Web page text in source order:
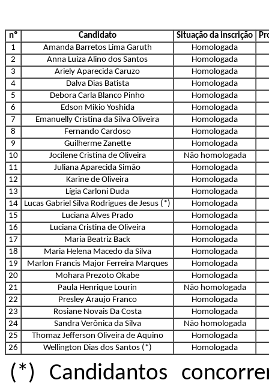
nº Candidato Situação da inscrição
1
Amanda Barretos Lima Garuth
Homologada
2
Anna Luiza Alino dos Santos
Homologada
3
Ariely Aparecida Caruzo
Homologada
4
Dalva Dias Batista
Homologada
5
Debora Carla Blanco Pinho
Homologada
6
Edson Mikio Yoshida
Homologada
7
Emanuelly Cristina da Silva Oliveira
Homologada
8
Fernando Cardoso
Homologada
9
Guilherme Zanette
Homologada
10
Jocilene Cristina de Oliveira
Não homologada
11
Juliana Aparecida Simão
Homologada
12
Karine de Oliveira
Homologada
13
Lígia Carloni Duda
Homologada
14
Lucas Gabriel Silva Rodrigues de Jesus (*)
Homologada
15
Luciana Alves Prado
Homologada
16
Luciana Cristina de Oliveira
Homologada
17
Maria Beatriz Back
Homologada
18
Maria Helena Macedo da Silva
Homologada
19
Marlon Francis Major Ferreira Marques
Homologada
20
Mohara Prezoto Okabe
Homologada
21
Paula Henrique Lourin
Não homologada
22
Presley Araujo Franco
Homologada
23
Rosiane Novais Da Costa
Homologada
24
Sandra Verônica da Silva
Não homologada
25
Thomaz Jefferson Oliveira de Aquino
Homologada
26
Wellington Dias dos Santos (*) Homologada
(*) Candidantos